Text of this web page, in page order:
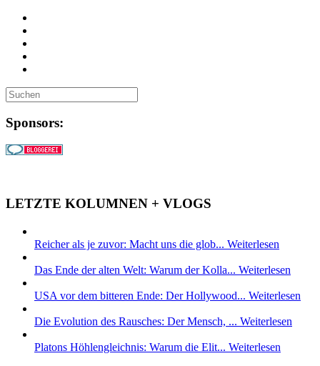
Sponsors:
LETZTE KOLUMNEN + VLOGS
Reicher als je zuvor: Macht uns die glob... Weiterlesen
Das Ende der alten Welt: Warum der Kolla... Weiterlesen
USA vor dem bitteren Ende: Der Hollywood... Weiterlesen
Die Evolution des Rausches: Der Mensch, ... Weiterlesen
Platons Höhlengleichnis: Warum die Elit... Weiterlesen